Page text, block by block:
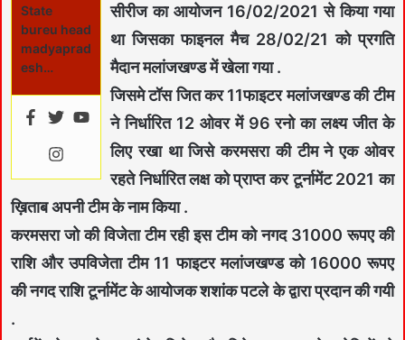
State
bureu head
madyaprad
esh…
सीरीज का आयोजन 16/02/2021 से किया गया
था जिसका फाइनल मैच 28/02/21 को प्रगति
मैदान मलांजखण्ड में खेला गया .
जिसमे टॉस जित कर 11फाइटर मलांजखण्ड की टीम
ने निर्धारित 12 ओवर में 96 रनो का लक्ष्य जीत के
लिए रखा था जिसे करमसरा की टीम ने एक ओवर
रहते निर्धारित लक्ष को प्राप्त कर टूर्नामेंट 2021 का
ख़िताब अपनी टीम के नाम किया .
करमसरा जो की विजेता टीम रही इस टीम को नगद 31000 रूपए की
राशि और उपविजेता टीम 11 फाइटर मलांजखण्ड को 16000 रूपए
की नगद राशि टूर्नामेंट के आयोजक शशांक पटले के द्वारा प्रदान की गयी
.